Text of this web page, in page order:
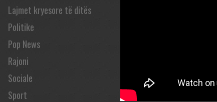
Lajmet kryesore të ditës
Politike
Pop News
Rajoni
Sociale
Sport